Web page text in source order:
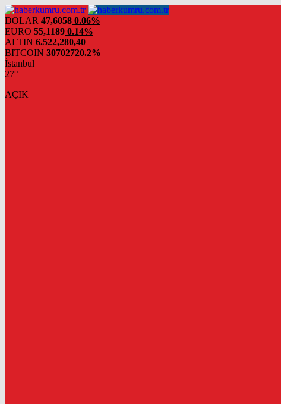
DOLAR 47,6058 0.06%
EURO 55,1189 0.14%
ALTIN 6.522,280,40
BITCOIN 30702720.2%
İstanbul
27°
AÇIK